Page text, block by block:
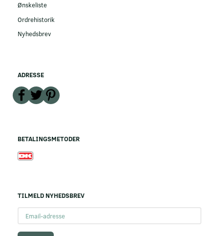
Ønskeliste
Ordrehistorik
Nyhedsbrev
ADRESSE
BETALINGSMETODER
TILMELD NYHEDSBREV
adresse